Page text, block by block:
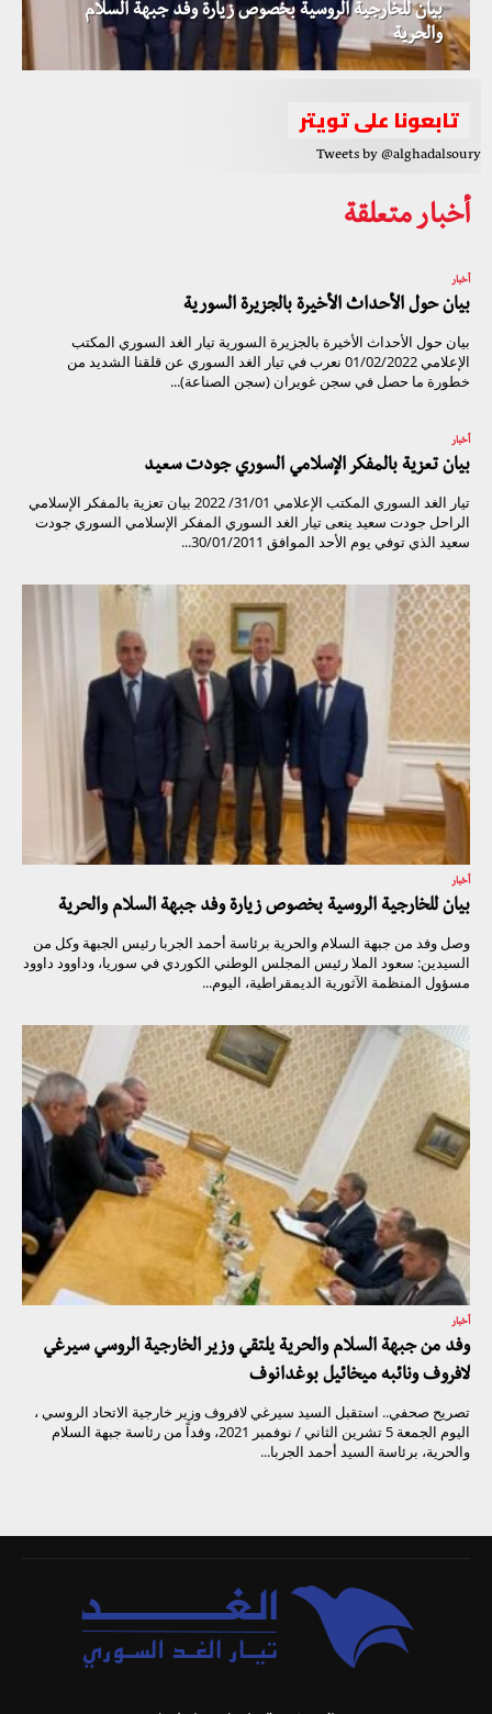
بيان للخارجية الروسية بخصوص زيارة وفد جبهة السلام
والحرية
تابعونا على تويتر
Tweets by @alghadalsoury
أخبار متعلقة
أخبار
بيان حول الأحداث الأخيرة بالجزيرة السورية
بيان حول الأحداث الأخيرة بالجزيرة السورية تيار الغد السوري المكتب
الإعلامي 01/02/2022 نعرب في تيار الغد السوري عن قلقنا الشديد من
خطورة ما حصل في سجن غويران (سجن الصناعة)...
أخبار
بيان تعزية بالمفكر الإسلامي السوري جودت سعيد
تيار الغد السوري المكتب الإعلامي 31/01/ 2022 بيان تعزية بالمفكر الإسلامي
الراحل جودت سعيد ينعى تيار الغد السوري المفكر الإسلامي السوري جودت
سعيد الذي توفي يوم الأحد الموافق 30/01/2011...
أخبار
بيان للخارجية الروسية بخصوص زيارة وفد جبهة السلام والحرية
وصل وفد من جبهة السلام والحرية برئاسة أحمد الجربا رئيس الجبهة وكل من
السيدين: سعود الملا رئيس المجلس الوطني الكوردي في سوريا، وداوود داوود
مسؤول المنظمة الآثورية الديمقراطية، اليوم...
أخبار
وفد من جبهة السلام والحرية يلتقي وزير الخارجية الروسي سيرغي
لافروف ونائبه ميخائيل بوغدانوف
تصريح صحفي.. استقبل السيد سيرغي لافروف وزير خارجية الاتحاد الروسي ،
اليوم الجمعة 5 تشرين الثاني / نوفمبر 2021، وفداً من رئاسة جبهة السلام
والحرية، برئاسة السيد أحمد الجربا...